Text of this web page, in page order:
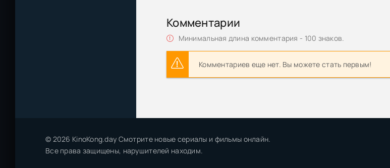
Комментарии
Минимальная длина комментария - 100 знаков.
Комментариев еще нет. Вы можете стать первым!
© 2026 KinoKong.day Смотрите новые сериалы и фильмы онлайн.
Все права защищены, нарушителей находим.